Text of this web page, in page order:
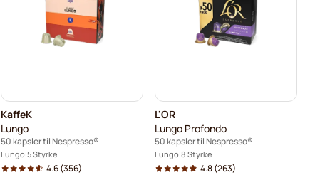
KaffeK
Lungo
50 kapsler til Nespresso®
Lungo 5 Styrke
4.6(356)
L'OR
Lungo Profondo
50 kapsler til Nespresso®
Lungo 8 Styrke
4.8(263)